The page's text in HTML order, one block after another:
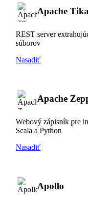
Apache Tika
REST server
súborov
Nasadiť
Apache
Webový zápisník pre
Scala a Python
Nasadiť
Apollo